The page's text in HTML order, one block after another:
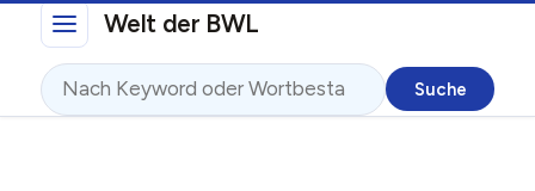
Direkt zum InhaltWelt der BWL
Suche